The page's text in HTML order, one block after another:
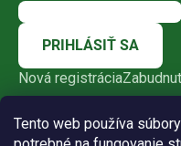
Tento web používa
PRIHLÁSIŤ SA
Nová registrácia